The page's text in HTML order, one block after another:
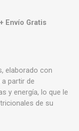
Envío Gratis
elaborado con
partir de
y energía, lo que le
de su